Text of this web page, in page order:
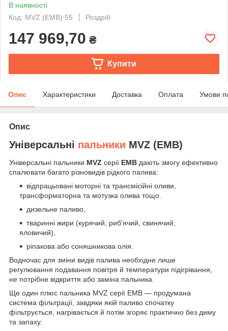
В наявності
Код: MVZ (EMB) 55
Роздріб
147 969,70 ₴
Купити
Опис Характеристики Доставка Оплата Умови
Опис
Універсальні пальники MVZ (EMB)
Універсальні пальники MVZ серії EMB дають змогу ефективно
спалювати багато різновидів рідкого палива:
відпрацьовані моторні та трансмісійні оливи,
трансформаторна та мотузка олива тощо.
дизельне паливо,
тваринні жири (курячий, риб'ячий, свинячий,
яловичий),
ріпакова або соняшникова олія.
Водночас для зміни видів палива необхідне лише
регулювання подавання повітря й температури підігрівання,
не потрібне відкриття або заміна пальника.
Ще один плюс пальника MVZ серії EMB — продумана
система фільтрації, завдяки якій паливо спочатку
фільтрується, нагрівається й потім згоряє практично без диму
та запаху.